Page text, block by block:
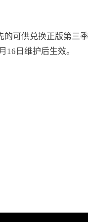
可供兑换正版第三
日维护后生效。